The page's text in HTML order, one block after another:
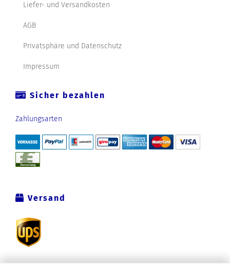
Liefer- und Versandkosten
AGB
Privatsphäre und Datenschutz
Impressum
Sicher bezahlen
Zahlungsarten
Versand